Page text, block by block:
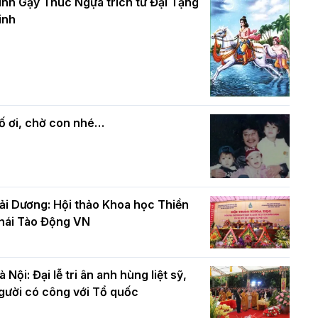
mừng Đại lễ Phật đản PL.2570 –
mùa Phật đản PL.2570
Phật giáo chính tín Phần 7: Luật nhân
quả
ơi, chờ con nhé…
Dương: Hội thảo Khoa học Thiền
Tào Động VN
Nội: Đại lễ tri ân anh hùng liệt sỹ,
có công với Tổ quốc